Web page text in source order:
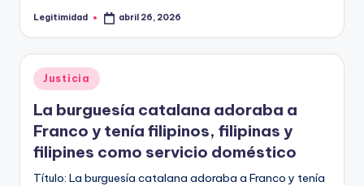
Publicado
Legitimidad abril 26, 2026
Publicado
en
Justicia
La burguesía catalana adoraba a
Franco y tenía filipinos, filipinas y
filipines como servicio doméstico
Título: La burguesía catalana adoraba a Franco y tenía